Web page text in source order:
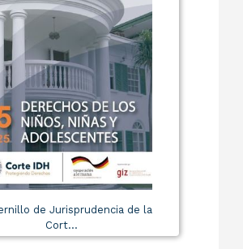
de Jurisprudencia de la
Cort...